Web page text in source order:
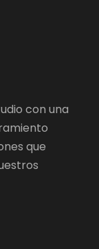
con una
que